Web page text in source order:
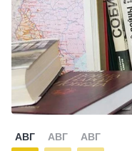
АВГ АВГ АВГ